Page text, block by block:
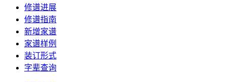
修谱进展
修谱指南
新增家谱
家谱样例
装订形式
字辈查询